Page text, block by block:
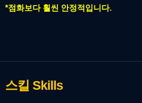
*점화보다 훨씬 안정적입니다.
스킬 Skills